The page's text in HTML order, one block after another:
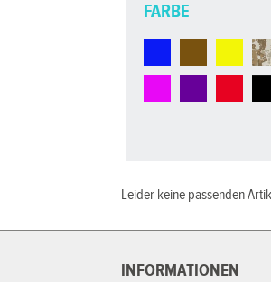
FARBE
Leider keine passenden
INFORMATIONEN